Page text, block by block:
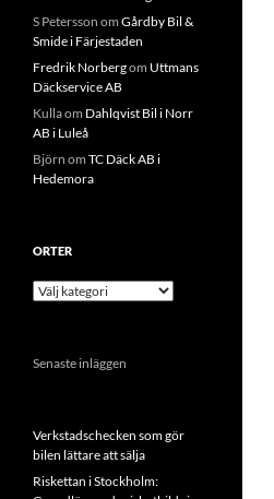
S Petersson om Gårdby Bil &
Smide i Färjestaden
Fredrik Norbergom Uttmans
Däckservice AB
Kullaom Dahlqvist Bil i Norr
AB i Luleå
Björn om TC Däck AB i
Hedemora
ORTER
Orter
Senaste inläggen
Verkstadschecken som gör
bilen lättare att sälja
Riskettan i Stockholm: